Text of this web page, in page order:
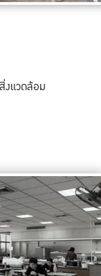
งแวดล้อม